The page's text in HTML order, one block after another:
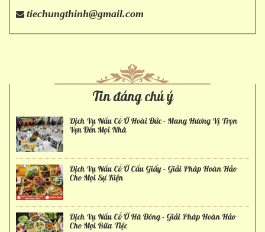
tiechungthinh@gmail.com
Tin đáng chú ý
Dịch Vụ Nấu Cỗ Ở Hoài Đức - Mang Hương Vị Trọn
Vẹn Đến Mọi Nhà
Dịch Vụ Nấu Cỗ Ở Cầu Giấy - Giải Pháp Hoàn Hảo
Cho Mọi Sự Kiện
Dịch Vụ Nấu Cỗ Ở Hà Đông - Giải Pháp Hoàn Hảo
Cho Mọi Bữa Tiệc